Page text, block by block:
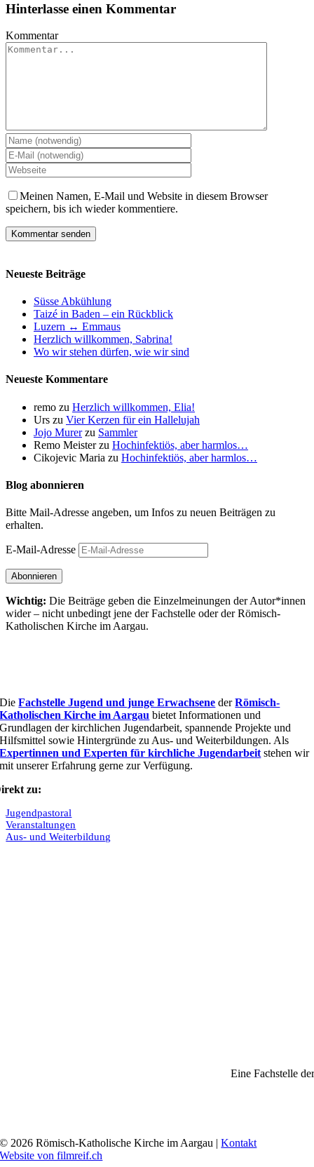
Hinterlasse einen Kommentar
Kommentar
Meinen Namen, E-Mail und Website in diesem Browser
speichern, bis ich wieder kommentiere.
Neueste Beiträge
Süsse Abkühlung
Taizé in Baden – ein Rückblick
Luzern ↔ Emmaus
Herzlich willkommen, Sabrina!
Wo wir stehen dürfen, wie wir sind
Neueste Kommentare
remo zu Herzlich willkommen, Elia!
Urs zu Vier Kerzen für ein Hallelujah
Jojo Murerzu Sammler
Remo Meisterzu Hochinfektiös, aber harmlos…
Cikojevic Maria zu Hochinfektiös, aber harmlos…
Blog abonnieren
Bitte Mail-Adresse angeben, um Infos zu neuen Beiträgen zu
erhalten.
E-Mail-Adresse
Abonnieren
Wichtig: Die Beiträge geben die Einzel­meinungen der Autor*innen
wider – nicht unbedingt jene der Fach­stelle oder der Römisch-
Katholischen Kirche im Aargau.
DieFachstelle Jugend und junge Erwachsene derRömisch-
Katholischen Kirche im Aargau bietet Informationen und
Grundlagen der kirchlichen Jugendarbeit, spannende Projekte und
Hilfsmittel sowie Hintergründe zu Aus- und Weiterbildungen. Als
Expertinnen und Experten für kirchliche Jugendarbeit stehen wir
mit unserer Erfahrung gerne zur Verfügung.
zu:
Jugendpastoral
Veranstaltungen
Aus- und Weiterbildung
Eine Fachstelle der
© 2026 Römisch-Katholische Kirche im Aargau |Kontakt
Website von filmreif.ch